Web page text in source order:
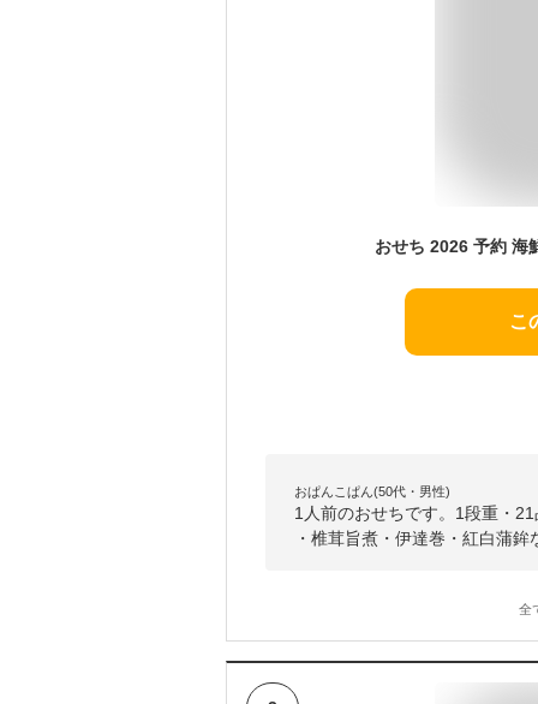
こ
おぱんこぱん(50代・男性)
1人前のおせちです。1段重・
・椎茸旨煮・伊達巻・紅白蒲
全